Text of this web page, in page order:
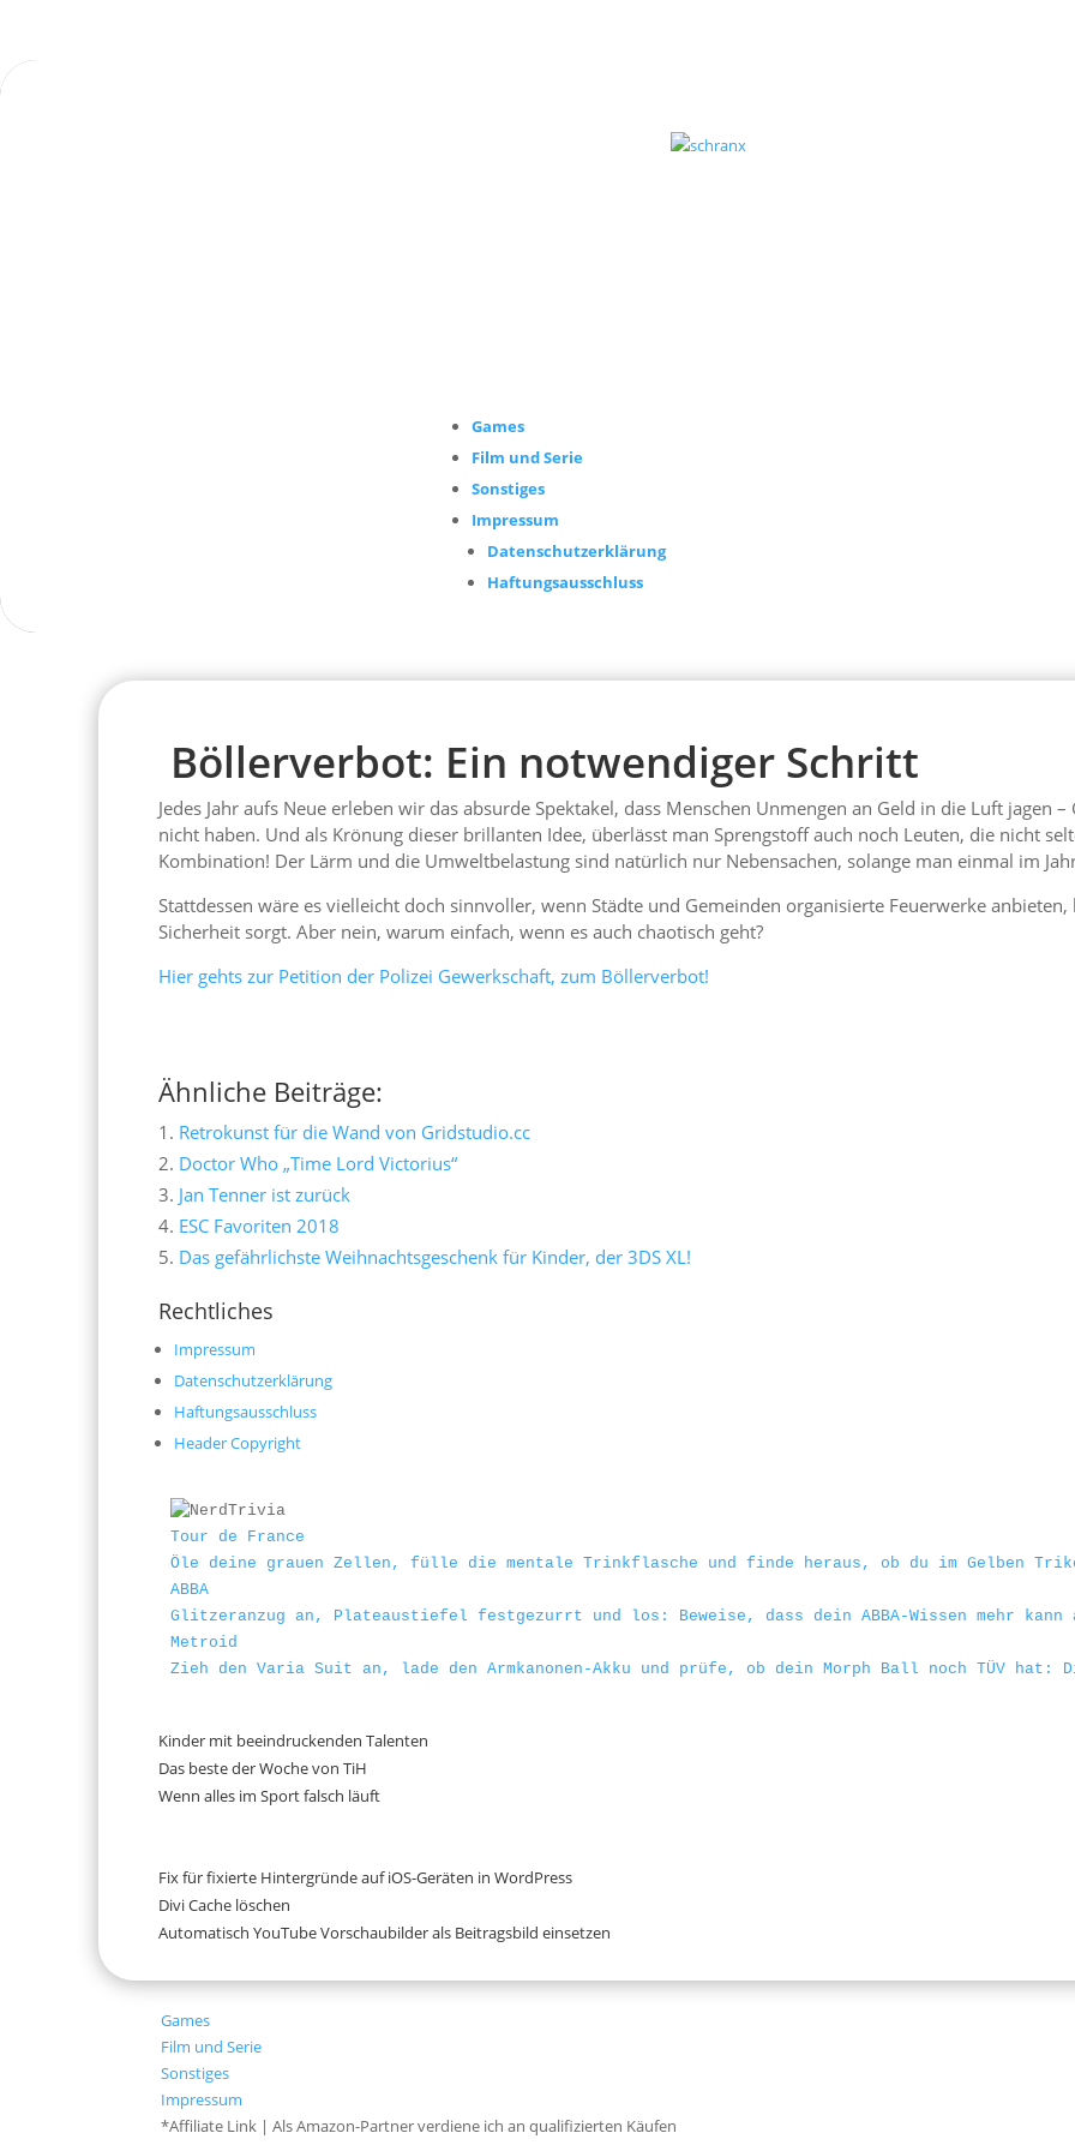
Games
Film und Serie
Sonstiges
Impressum
Datenschutzerklärung
Haftungsausschluss
Böllerverbot: Ein notwendiger Schritt
Jedes Jahr aufs Neue erleben wir das absurde Spektakel, dass Menschen Unmengen an Geld in die Luft jagen
nicht haben. Und als Krönung dieser brillanten Idee, überlässt man Sprengstoff auch noch Leuten, die nicht
Kombination! Der Lärm und die Umweltbelastung sind natürlich nur Nebensachen, solange man einmal im
Stattdessen wäre es vielleicht doch sinnvoller, wenn Städte und Gemeinden organisierte Feuerwerke
Sicherheit sorgt. Aber nein, warum einfach, wenn es auch chaotisch geht?
Hier gehts zur Petition der Polizei Gewerkschaft, zum Böllerverbot!
Ähnliche Beiträge:
Retrokunst für die Wand von Gridstudio.cc
Doctor Who „Time Lord Victorius“
Jan Tenner ist zurück
ESC Favoriten 2018
Das gefährlichste Weihnachtsgeschenk für Kinder, der 3DS XL!
Rechtliches
Impressum
Datenschutzerklärung
Haftungsausschluss
Header Copyright
Tour de France
Öle deine grauen Zellen, fülle die mentale Trinkflasche und finde heraus, ob du im Gelben
ABBA
Glitzeranzug an, Plateaustiefel festgezurrt und los: Beweise, dass dein ABBA-Wissen mehr kann
Metroid
Zieh den Varia Suit an, lade den Armkanonen-Akku und prüfe, ob dein Morph Ball noch TÜV hat:
Kinder mit beeindruckenden Talenten
Das beste der Woche von TiH
Wenn alles im Sport falsch läuft
Fix für fixierte Hintergründe auf iOS-Geräten in WordPress
Divi Cache löschen
Automatisch YouTube Vorschaubilder als Beitragsbild einsetzen
Games
Film und Serie
Sonstiges
Impressum
*Affiliate Link | Als Amazon-Partner verdiene ich an qualifizierten Käufen